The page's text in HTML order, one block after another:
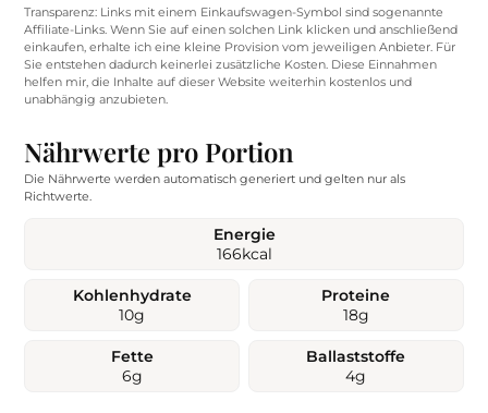
Transparenz: Links mit einem Einkaufswagen-Symbol sind sogenannte
Affiliate-Links. Wenn Sie auf einen solchen Link klicken und anschließend
einkaufen, erhalte ich eine kleine Provision vom jeweiligen Anbieter. Für
Sie entstehen dadurch keinerlei zusätzliche Kosten. Diese Einnahmen
helfen mir, die Inhalte auf dieser Website weiterhin kostenlos und
unabhängig anzubieten.
Nährwerte pro Portion
Die Nährwerte werden automatisch generiert und gelten nur als
Richtwerte.
Energie
166kcal
Kohlenhydrate
10g
Proteine
18g
Fette
6g
Ballaststoffe
4g